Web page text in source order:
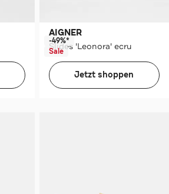
AIGNER
Slides 'Leonora' ecru
-49%*
Sale
Jetzt shoppen